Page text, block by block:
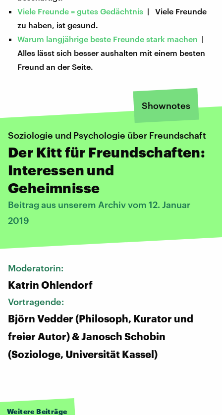
Viele Freunde = gutes Gedächtnis | Viele Freunde
zu haben, ist gesund.
Warum langjährige beste Freunde stark machen |
Alles lässt sich besser aushalten mit einem besten
Freund an der Seite.
Shownotes
Soziologie und Psychologie über Freundschaft
Der Kitt für Freundschaften:
Interessen und
Geheimnisse
Beitrag aus unserem Archiv vom 12. Januar
2019
Moderatorin:
Katrin Ohlendorf
Vortragende:
Björn Vedder (Philosoph, Kurator und
freier Autor) & Janosch Schobin
(Soziologe, Universität Kassel)
Weitere Beiträge